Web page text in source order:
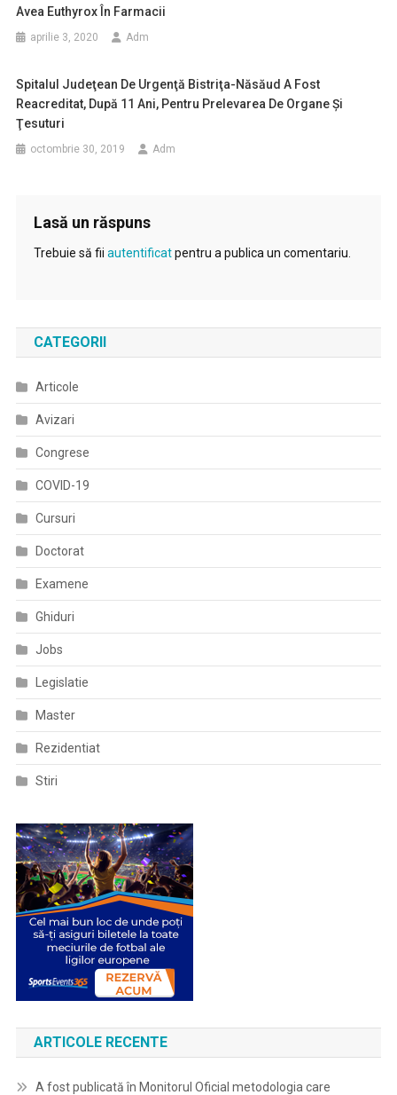
Avea Euthyrox În Farmacii
aprilie 3, 2020 Adm
Spitalul Judeţean De Urgenţă Bistriţa-Năsăud A Fost
Reacreditat, După 11 Ani, Pentru Prelevarea De Organe Şi
Ţesuturi
octombrie 30, 2019 Adm
Lasă un răspuns
Trebuie să fii autentificatpentru a publica un comentariu.
CATEGORII
Articole
Avizari
Congrese
COVID-19
Cursuri
Doctorat
Examene
Ghiduri
Jobs
Legislatie
Master
Rezidentiat
Stiri
ARTICOLE RECENTE
A fost publicată în Monitorul Oficial metodologia care